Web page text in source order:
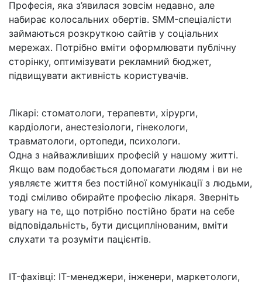
Професія, яка з’явилася зовсім недавно, але
набирає колосальних обертів. SMM-спеціалісти
займаються розкруткою сайтів у соціальних
мережах. Потрібно вміти оформлювати публічну
сторінку, оптимізувати рекламний бюджет,
підвищувати активність користувачів.
Лікарі: стоматологи, терапевти, хірурги,
кардіологи, анестезіологи, гінекологи,
травматологи, ортопеди, психологи.
Одна з найважливіших професій у нашому житті.
Якщо вам подобається допомагати людям і ви не
уявляєте життя без постійної комунікації з людьми,
тоді сміливо обирайте професію лікаря. Зверніть
увагу на те, що потрібно постійно брати на себе
відповідальність, бути дисциплінованим, вміти
слухати та розуміти пацієнтів.
IT-фахівці: IT-менеджери, інженери, маркетологи,